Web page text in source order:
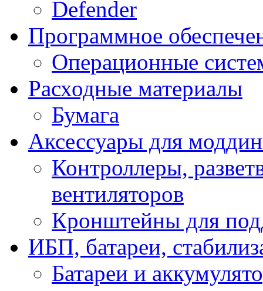
Defender
Программное
Операционные
Расходные материалы
Бумага
Аксессуары для
Контроллеры,
вентиляторов
Кронштейны для
ИБП, батареи,
Батареи и